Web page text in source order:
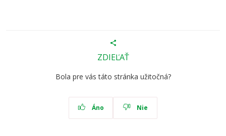
ZDIEĽAŤ
Bola pre vás táto stránka užitočná?
Áno Nie